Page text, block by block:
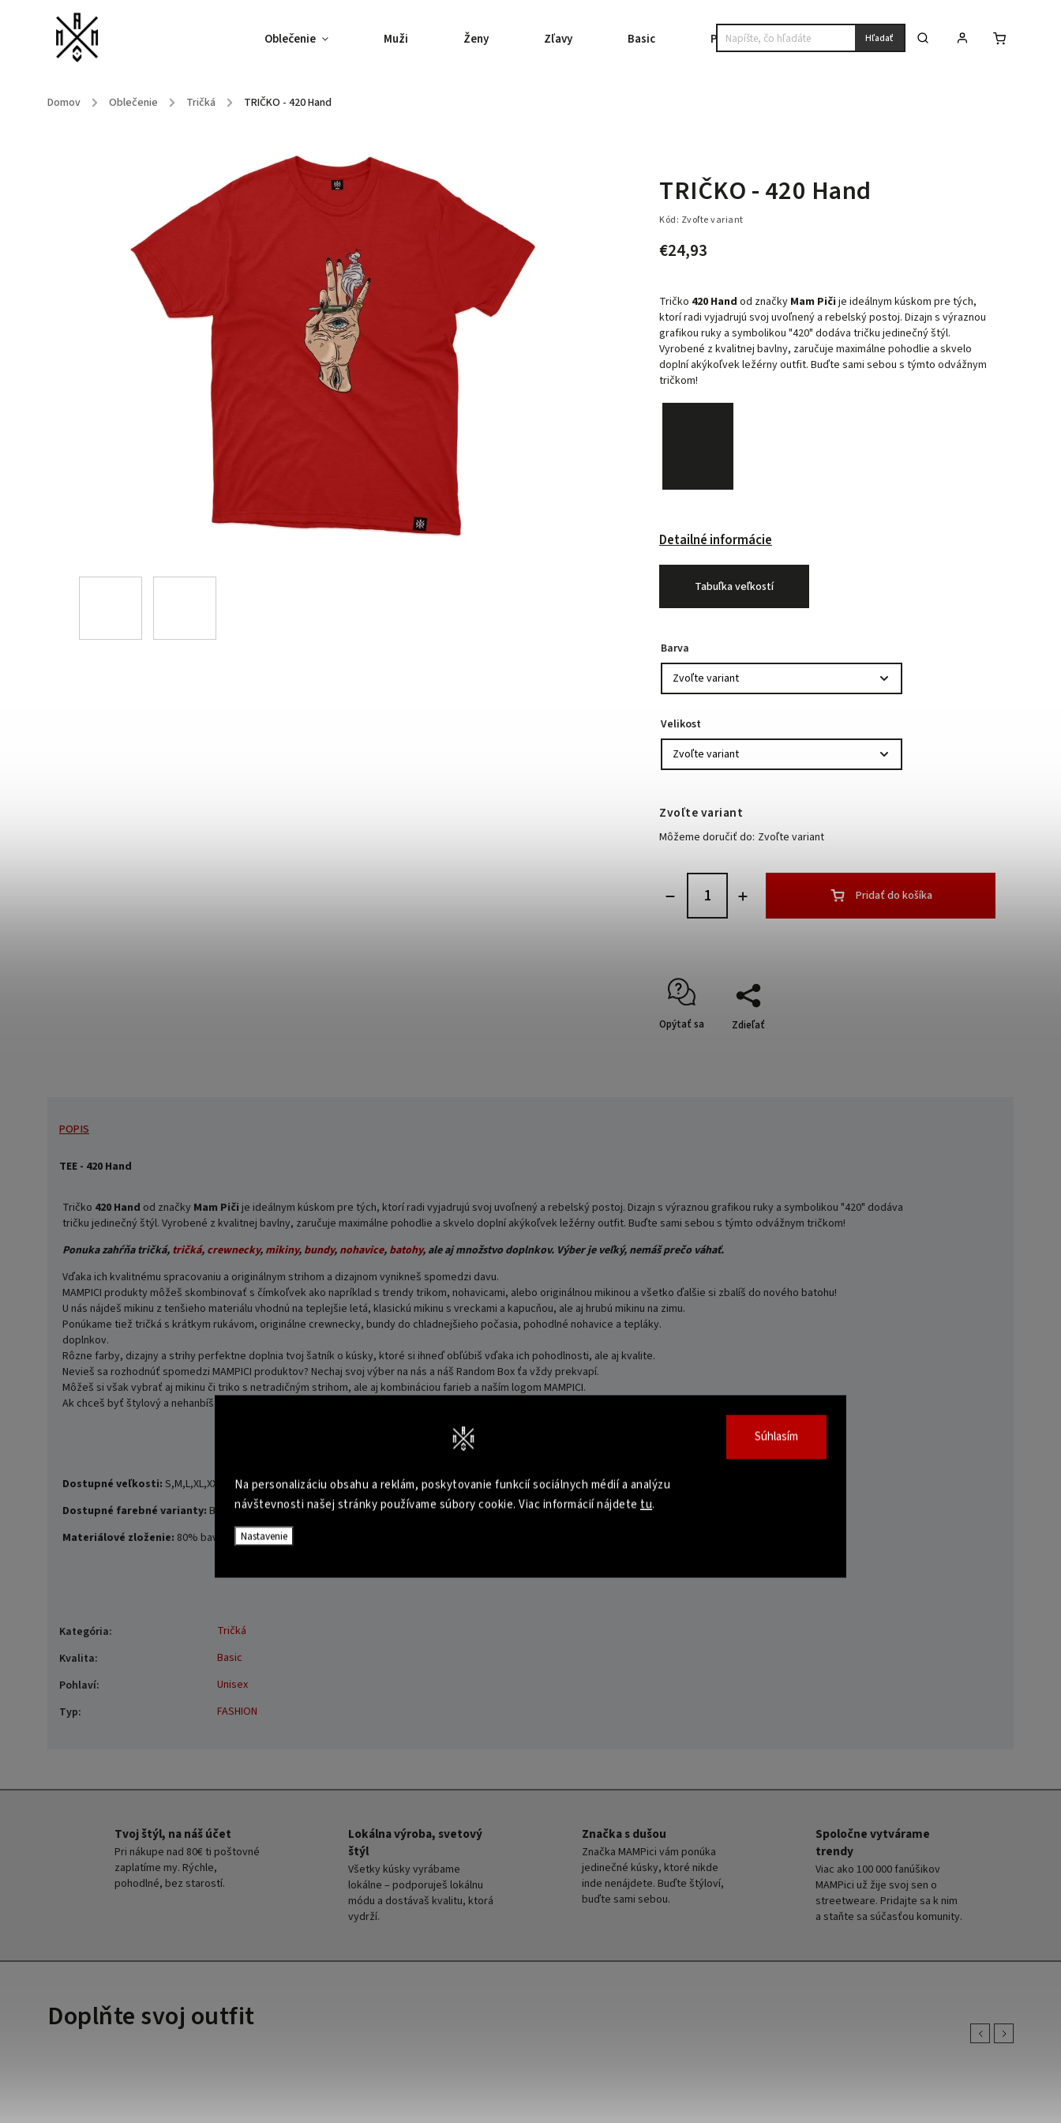
Na personalizáciu obsahu a reklám, poskytovanie funkcií sociálnych médií a analýzu
návštevnosti našej stránky používame súbory cookie. Viac informácií nájdete tu.
Nastavenie
Súhlasím
Hľadať
Oblečenie Muži Ženy Zľavy Basic Premium
Domov / Oblečenie / Tričká / TRIČKO - 420 Hand
TRIČKO - 420 Hand
Kód: Zvoľte variant
€24,93
Tričko 420 Hand od značky Mam Piči je ideálnym kúskom pre tých,
ktorí radi vyjadrujú svoj uvoľnený a rebelský postoj. Dizajn s výraznou
grafikou ruky a symbolikou "420" dodáva tričku jedinečný štýl.
Vyrobené z kvalitnej bavlny, zaručuje maximálne pohodlie a skvelo
doplní akýkoľvek ležérny outfit. Buďte sami sebou s týmto odvážnym
tričkom!
Detailné informácie
Tabuľka veľkostí
Barva
Velikost
Zvoľte variant
Môžeme doručiť do: Zvoľte variant
Pridať do košíka
Opýtať sa Zdieľať
POPIS
TEE - 420 Hand
Tričko 420 Hand od značky Mam Piči je ideálnym kúskom pre tých, ktorí radi vyjadrujú svoj uvoľnený a rebelský postoj. Dizajn s výraznou grafikou ruky a symbolikou "420" dodáva
tričku jedinečný štýl. Vyrobené z kvalitnej bavlny, zaručuje maximálne pohodlie a skvelo doplní akýkoľvek ležérny outfit. Buďte sami sebou s týmto odvážnym tričkom!
Ponuka zahŕňa tričká, tričká, crewnecky, mikiny, bundy, nohavice, batohy, ale aj množstvo doplnkov. Výber je veľký, nemáš prečo váhať.
Vďaka ich kvalitnému spracovaniu a originálnym strihom a dizajnom vynikneš spomedzi davu.
MAMPICI produkty môžeš skombinovať s čímkoľvek ako napríklad s trendy trikom, nohavicami, alebo originálnou mikinou a všetko ďalšie si zbalíš do nového batohu!
U nás nájdeš mikinu z tenšieho materiálu vhodnú na teplejšie letá, klasickú mikinu s vreckami a kapucňou, ale aj hrubú mikinu na zimu.
Ponúkame tiež tričká s krátkym rukávom, originálne crewnecky, bundy do chladnejšieho počasia, pohodlné nohavice a tepláky.
doplnkov.
Rôzne farby, dizajny a strihy perfektne doplnia tvoj šatník o kúsky, ktoré si ihneď obľúbiš vďaka ich pohodlnosti, ale aj kvalite.
Nevieš sa rozhodnúť spomedzi MAMPICI produktov? Nechaj svoj výber na nás a náš Random Box ťa vždy prekvapí.
Môžeš si však vybrať aj mikinu či triko s netradičným strihom, ale aj kombináciou farieb a naším logom MAMPICI.
Ak chceš byť štylový a nehanbíš sa za svoj názor, značka MAMPICI je ako stvorená pre teba.
Dostupné veľkosti: S,M,L,XL,XXL
Dostupné farebné varianty: Biela, Červená
Materiálové zloženie: 80% bavlna, 20% polyester
Kategória:
Tričká
Kvalita:
Basic
Pohlaví:
Unisex
Typ: FASHION
Tvoj štýl, na náš účet
Pri nákupe nad 80€ ti poštovné
zaplatíme my. Rýchle,
pohodlné, bez starostí.
Lokálna výroba, svetový
štýl
Všetky kúsky vyrábame
lokálne – podporuješ lokálnu
módu a dostávaš kvalitu, ktorá
vydrží.
Značka s dušou
Značka MAMPici vám ponúka
jedinečné kúsky, ktoré nikde
inde nenájdete. Buďte štýloví,
buďte sami sebou.
Spoločne vytvárame
trendy
Viac ako 100 000 fanúšikov
MAMPici už žije svoj sen o
streetweare. Pridajte sa k nim
a staňte sa súčasťou komunity.
Doplňte svoj outfit PreviousNext